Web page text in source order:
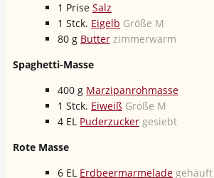
1 Prise Salz
1 Stck. Eigelb Größe M
80 g Butter zimmerwarm
Spaghetti-Masse
400 g Marzipanrohmasse
1 Stck. Eiweiß Größe M
4 EL Puderzucker gesiebt
Rote Masse
6 EL Erdbeermarmelade gehäuft